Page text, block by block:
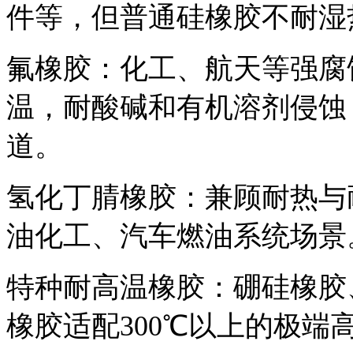
件等，但普通硅橡胶不耐
氟橡胶：化工、航天等强
温，耐酸碱和有机溶剂侵
道。
氢化丁腈橡胶：兼顾耐热
油化工、汽车燃油系统场景
特种耐高温橡胶：硼硅橡
橡胶适配300℃以上的极端